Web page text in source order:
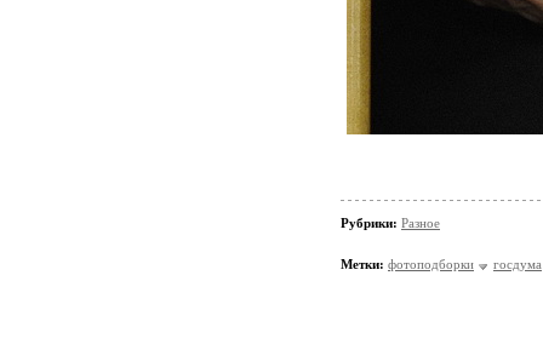
Рубрики: Разное
Метки: фотоподборки госдума